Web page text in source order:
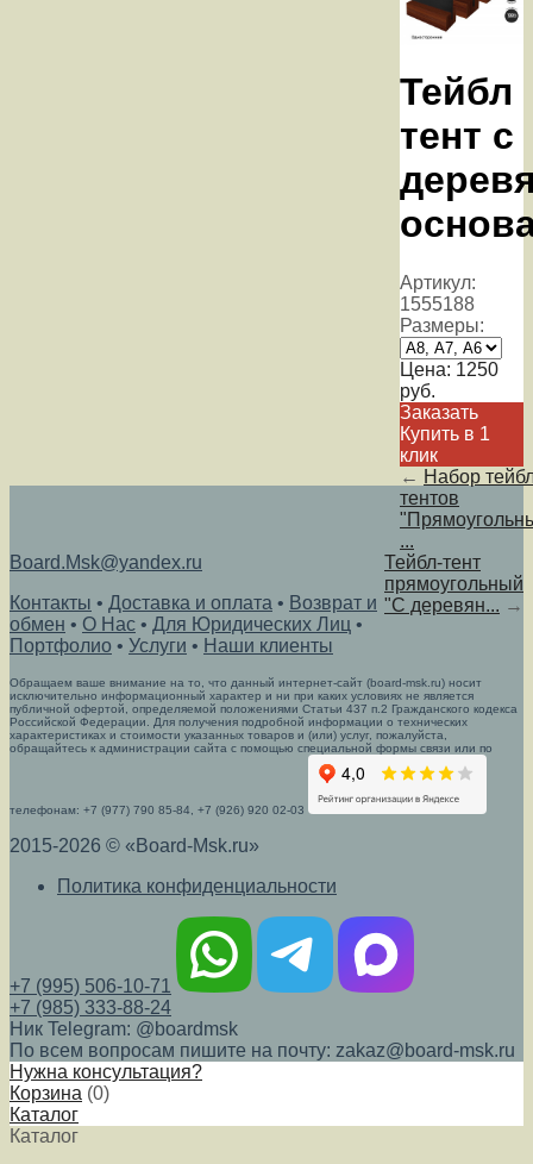
Тейбл
тент с
Артикул:
1555188
Размеры:
Цена: 1250
руб.
Заказать
Купить в 1
клик
← Набор
тентов
...
Тейбл-тент
прямоугольный
"С деревян... →
Board.Msk@yandex.ru
Контакты • Доставка и оплата • Возврат и
обмен • О Нас • Для Юридических Лиц •
Портфолио • Услуги • Наши клиенты
Обращаем ваше внимание на то, что данный интернет-сайт (board-msk.ru) носит
исключительно информационный характер и ни при каких условиях не является
публичной офертой, определяемой положениями Статьи 437 п.2 Гражданского кодекса
Российской Федерации. Для получения подробной информации о технических
характеристиках и стоимости указанных товаров и (или) услуг, пожалуйста,
обращайтесь к администрации сайта с помощью специальной формы связи или по
телефонам: +7 (977) 790 85-84, +7 (926) 920 02-03
2015-2026 © «Board-Msk.ru»
Политика конфиденциальности
+7 (995) 506-10-71
+7 (985) 333-88-24
Ник Telegram: @boardmsk
По всем вопросам пишите на почту: zakaz@board-msk.ru
Нужна консультация?
Корзина (0)
Каталог
Каталог